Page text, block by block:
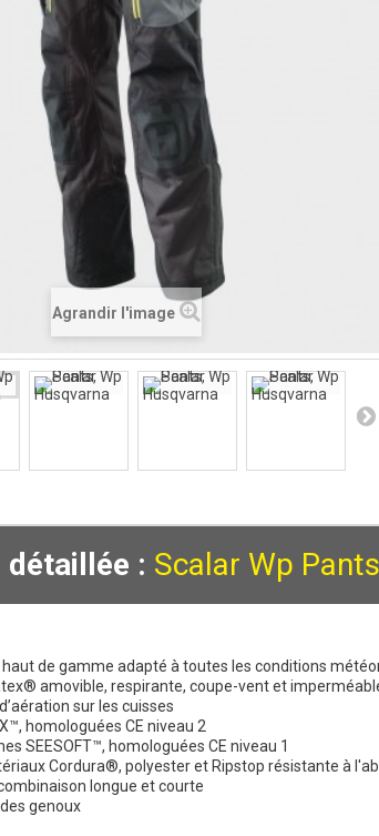
Agrandir l'image
: Scalar Wp Pants
de gamme adapté à toutes les conditions
amovible, respirante, coupe-vent et
sur les cuisses
homologuées CE niveau 2
SEESOFT™, homologuées CE niveau 1
Cordura®, polyester et Ripstop résistante à
longue et courte
genoux